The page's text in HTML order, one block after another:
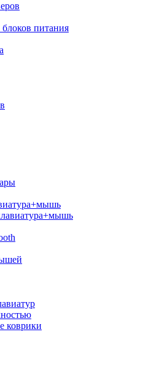
питания
коврики